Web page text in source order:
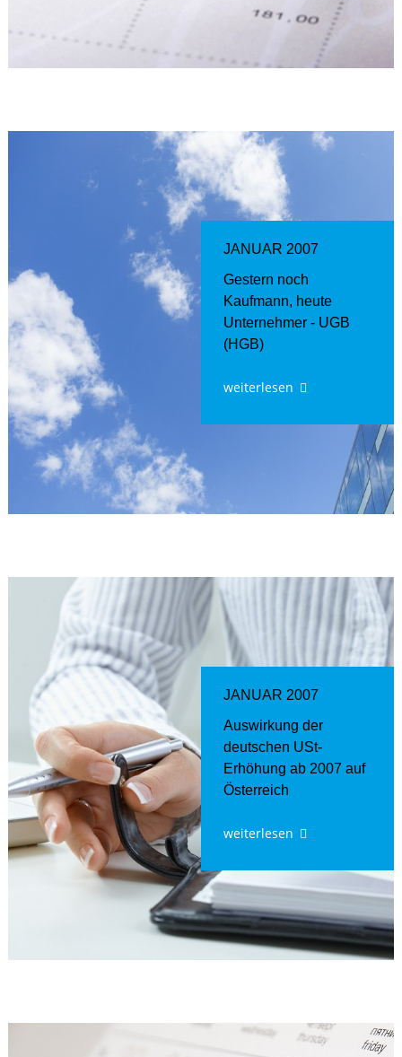
JANUAR 2007
Gestern noch
Kaufmann, heute
Unternehmer - UGB
(HGB)
weiterlesen
JANUAR 2007
Auswirkung der
deutschen USt-
Erhöhung ab 2007 auf
Österreich
weiterlesen